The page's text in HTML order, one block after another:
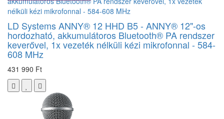
LD Systems ANNY® 12 HHD B5 - ANNY® 12"-os
hordozható, akkumulátoros Bluetooth® PA rendszer
keverővel, 1x vezeték nélküli kézi mikrofonnal - 584-
608 MHz
431 990 Ft